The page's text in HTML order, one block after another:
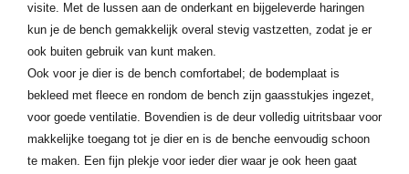
visite. Met de lussen aan de onderkant en bijgeleverde haringen
kun je de bench gemakkelijk overal stevig vastzetten, zodat je er
ook buiten gebruik van kunt maken.
Ook voor je dier is de bench comfortabel; de bodemplaat is
bekleed met fleece en rondom de bench zijn gaasstukjes ingezet,
voor goede ventilatie. Bovendien is de deur volledig uitritsbaar voor
makkelijke toegang tot je dier en is de benche eenvoudig schoon
te maken. Een fijn plekje voor ieder dier waar je ook heen gaat